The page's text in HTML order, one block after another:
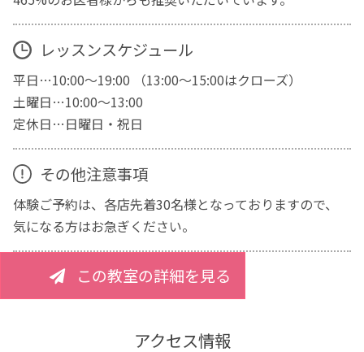
レッスンスケジュール
平日…10:00～19:00 （13:00～15:00はクローズ）
土曜日…10:00～13:00
定休日…日曜日・祝日
その他注意事項
体験ご予約は、各店先着30名様となっておりますので、
気になる方はお急ぎください。
この教室の詳細を見る
アクセス情報